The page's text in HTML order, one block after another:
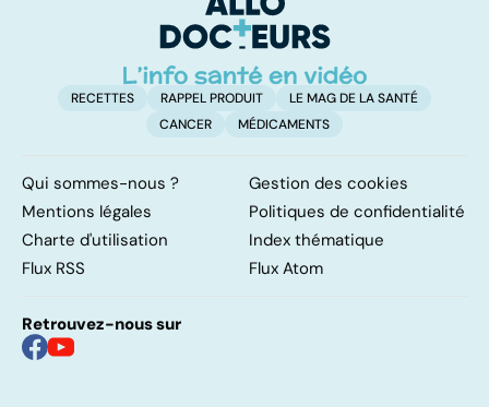
RECETTES RAPPEL PRODUIT
LE MAG DE LA SANTÉ
CANCER
MÉDICAMENTS
Qui sommes-nous ?
Gestion des cookies
Mentions légales
Politiques de confidentialité
Charte d'utilisation
Index thématique
Flux RSS
Flux Atom
Retrouvez-nous sur